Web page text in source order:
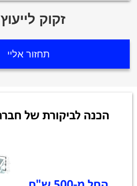
?זקוק לייעוץ
תחזור אליי